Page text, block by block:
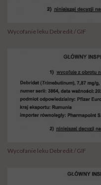
Wycofanie leku Debredit / GIF
Wycofanie leku Debredit / GIF